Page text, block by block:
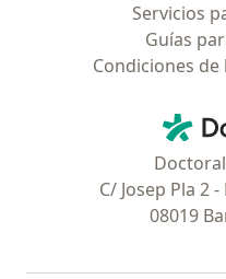
Servicios
Guías
Condiciones
C/ Josep Pla 2
08019